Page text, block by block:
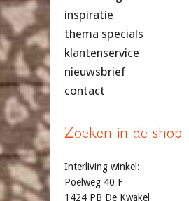
inspiratie
thema specials
klantenservice
nieuwsbrief
contact
Zoeken in de shop
Interliving winkel:
Poelweg 40 F
1424 PB De Kwakel